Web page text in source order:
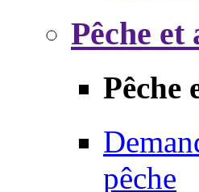
Pêche
Pêche
pêche